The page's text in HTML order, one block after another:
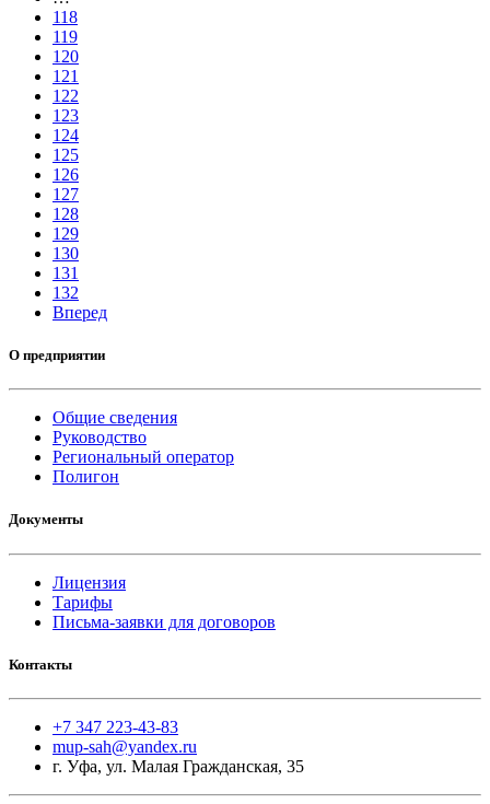
118
119
120
121
122
123
124
125
126
127
128
129
130
131
132
Вперед
О предприятии
Общие сведения
Руководство
Региональный оператор
Полигон
Документы
Лицензия
Тарифы
Письма-заявки для договоров
Контакты
+7 347 223-43-83
mup-sah@yandex.ru
г. Уфа, ул. Малая Гражданская, 35